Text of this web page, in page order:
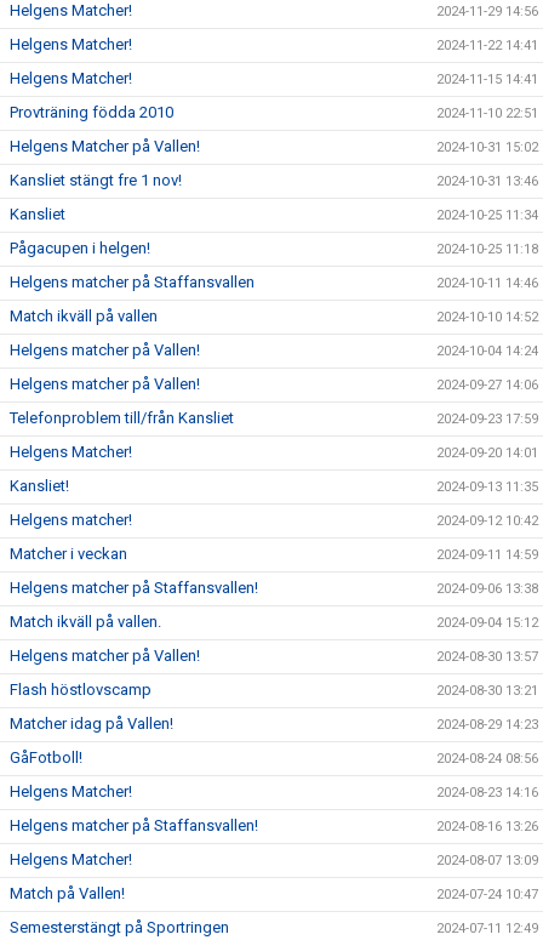
Helgens Matcher! 2024-11-29 14:56
Helgens Matcher! 2024-11-22 14:41
Helgens Matcher! 2024-11-15 14:41
Provträning födda 2010 2024-11-10 22:51
Helgens Matcher på Vallen! 2024-10-31 15:02
Kansliet stängt fre 1 nov! 2024-10-31 13:46
Kansliet 2024-10-25 11:34
Pågacupen i helgen! 2024-10-25 11:18
Helgens matcher på Staffansvallen 2024-10-11 14:46
Match ikväll på vallen 2024-10-10 14:52
Helgens matcher på Vallen! 2024-10-04 14:24
Helgens matcher på Vallen! 2024-09-27 14:06
Telefonproblem till/från Kansliet 2024-09-23 17:59
Helgens Matcher! 2024-09-20 14:01
Kansliet! 2024-09-13 11:35
Helgens matcher! 2024-09-12 10:42
Matcher i veckan 2024-09-11 14:59
Helgens matcher på Staffansvallen! 2024-09-06 13:38
Match ikväll på vallen. 2024-09-04 15:12
Helgens matcher på Vallen! 2024-08-30 13:57
Flash höstlovscamp 2024-08-30 13:21
Matcher idag på Vallen! 2024-08-29 14:23
GåFotboll! 2024-08-24 08:56
Helgens Matcher! 2024-08-23 14:16
Helgens matcher på Staffansvallen! 2024-08-16 13:26
Helgens Matcher! 2024-08-07 13:09
Match på Vallen! 2024-07-24 10:47
Semesterstängt på Sportringen 2024-07-11 12:49